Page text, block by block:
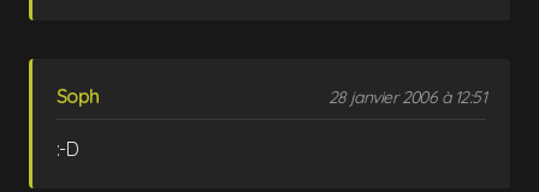
Soph 28 janvier 2006 à 12:51
:-D